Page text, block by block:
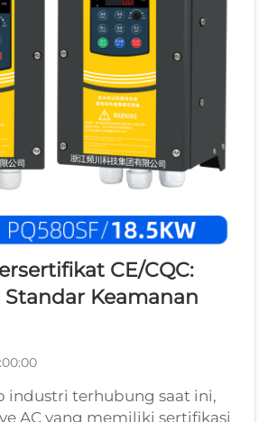
CE/CQC:
Keamanan
industri terhubung saat ini,
AC yang memiliki sertifikasi